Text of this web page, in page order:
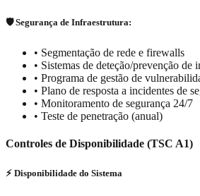
🛡️ Segurança de Infraestrutura:
• Segmentação de rede e firewalls
• Sistemas de deteção/prevenção de
• Programa de gestão de
• Plano de resposta a incidentes de
• Monitoramento de segurança 24/7
• Teste de penetração (anual)
Controles de Disponibilidade (TSC A1)
⚡ Disponibilidade do Sistema